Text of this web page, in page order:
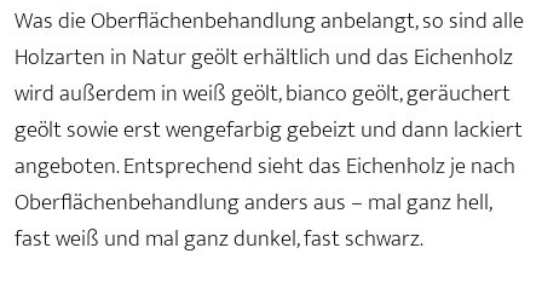
Was die Oberflächenbehandlung anbelangt, so sind alle
Holzarten in Natur geölt erhältlich und das Eichenholz
wird außerdem in weiß geölt, bianco geölt, geräuchert
geölt sowie erst wengefarbig gebeizt und dann lackiert
angeboten. Entsprechend sieht das Eichenholz je nach
Oberflächenbehandlung anders aus – mal ganz hell,
fast weiß und mal ganz dunkel, fast schwarz.